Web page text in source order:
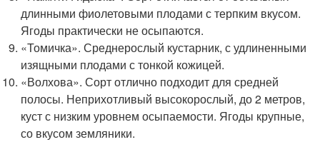
длинными фиолетовыми плодами с терпким вкусом.
Ягоды практически не осыпаются.
«Томичка». Среднерослый кустарник, с удлиненными
изящными плодами с тонкой кожицей.
«Волхова». Сорт отлично подходит для средней
полосы. Неприхотливый высокорослый, до 2 метров,
куст с низким уровнем осыпаемости. Ягоды крупные,
со вкусом земляники.